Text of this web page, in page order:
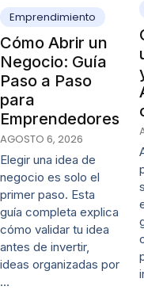
Emprendimiento
Cómo Abrir un
Negocio: Guía
Paso a Paso
para
Emprendedores
AGOSTO 6, 2026
Elegir una idea de
negocio es solo el
primer paso. Esta
guía completa explica
cómo validar tu idea
antes de invertir,
ideas organizadas por
…